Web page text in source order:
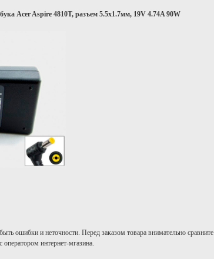
Acer Aspire 4810T, разъем 5.5x1.7мм, 19V 4.74A 90W
ошибки и неточности. Перед заказом товара внимательно сравните
интернет-мгазина.